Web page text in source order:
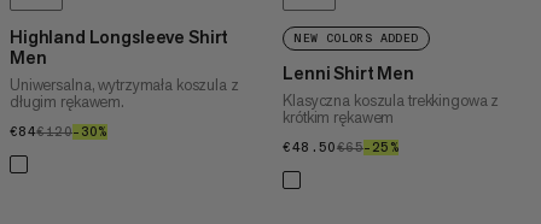
Highland Longsleeve Shirt
Men
Uniwersalna, wytrzymała koszula z
długim rękawem.
€84€84
€120€120
–30%
NEW COLORS ADDED
Lenni Shirt Men
Klasyczna koszula trekkingowa z
krótkim rękawem
€48.50€48.50
€65€65
–25%25%